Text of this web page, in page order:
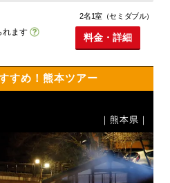
れます
2名1室（セミダブル）
料金・詳細
すめ！熊本ツアー
｜熊本県｜